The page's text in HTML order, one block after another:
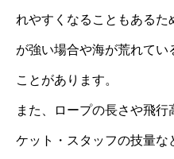
れやすくなることもある
が強い場合や海が荒れてい
ことがあります。
また、ロープの長さや飛
ケット・スタッフの技量な